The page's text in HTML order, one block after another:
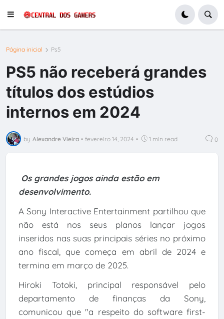
Página inicial Ps5
PS5 não receberá grandes
títulos dos estúdios
internos em 2024
by Alexandre Vieira • fevereiro 14, 2024 • 1 min read 0
Os grandes jogos ainda estão em
desenvolvimento.
A Sony Interactive Entertainment partilhou que
não está nos seus planos lançar jogos
inseridos nas suas principais séries no próximo
ano fiscal, que começa em abril de 2024 e
termina em março de 2025.
Hiroki Totoki, principal responsável pelo
departamento de finanças da Sony,
comunicou que "a respeito do software first-